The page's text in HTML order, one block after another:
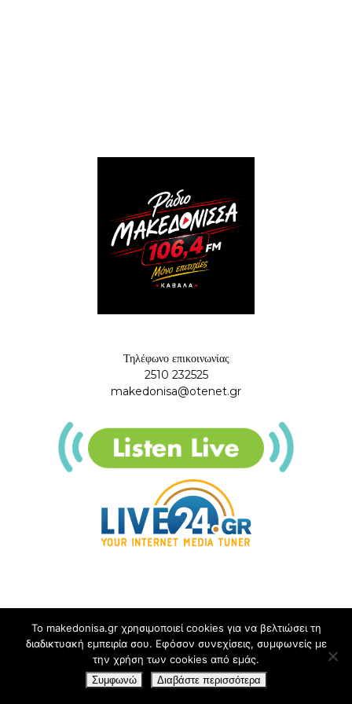
Τηλέφωνο επικοινωνίας
2510 232525
makedonisa@otenet.gr
Το makedonisa.gr χρησιμοποιεί cookies για να βελτιώσει τη
διαδικτυακή εμπειρία σου. Εφόσον συνεχίσεις, συμφωνείς με
την χρήση των cookies από εμάς.
Συμφωνώ Διαβάστε περισσότερα